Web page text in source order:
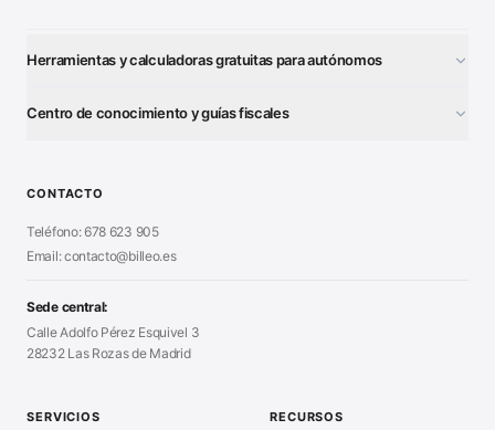
Herramientas y calculadoras gratuitas para autónomos
Generador Nóminas
■ Generador Presupuestos
Generador Facturas
■Modelo Nómina PDF
■Calculadora Vacaciones
Centro de conocimiento y guías fiscales
■Alta Autónomo Paso a Paso
Declaración Renta 2026
■Certificado Digital
■Sanciones Hacienda
■Asesoría en Madrid
CONTACTO
Teléfono: 678 623 905
Email: contacto@billeo.es
Sede central:
Calle Adolfo Pérez Esquivel 3
28232 Las Rozas de Madrid
SERVICIOS RECURSOS